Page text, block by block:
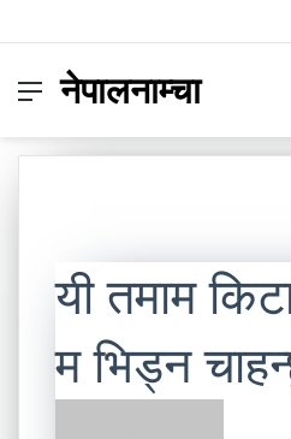
Menu
नेपालनाम्चा
यी तमाम
म भिड्न